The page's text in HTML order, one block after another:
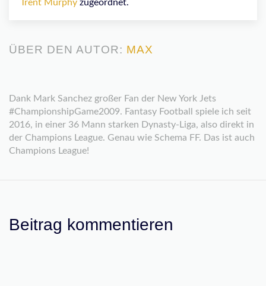
Trent Murphy zugeordnet.
ÜBER DEN AUTOR: MAX
Dank Mark Sanchez großer Fan der New York Jets
#ChampionshipGame2009. Fantasy Football spiele ich seit
2016, in einer 36 Mann starken Dynasty-Liga, also direkt in
der Champions League. Genau wie Schema FF. Das ist auch
Champions League!
Beitrag kommentieren